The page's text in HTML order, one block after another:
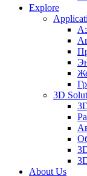
Explore
3D
About Us